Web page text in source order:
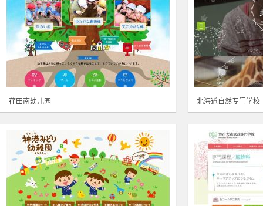
荏田南幼儿园 北海道自然专门学校